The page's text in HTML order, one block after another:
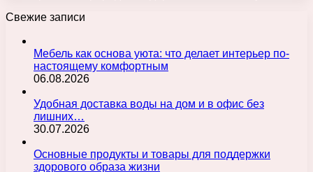
Свежие записи
Мебель как основа уюта: что делает интерьер по-
настоящему комфортным
06.08.2026
Удобная доставка воды на дом и в офис без
лишних…
30.07.2026
Основные продукты и товары для поддержки
здорового образа жизни